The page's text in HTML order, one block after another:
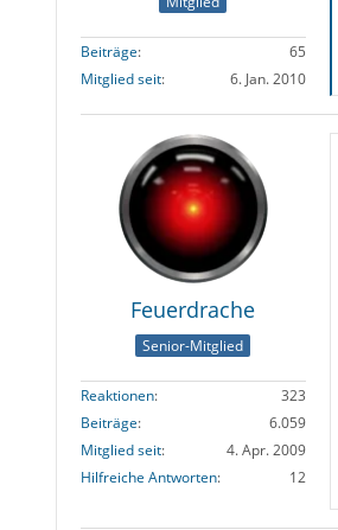
Beiträge
65
Mitglied seit
6. Jan. 2010
Feuerdrache
Senior-Mitglied
Reaktionen
323
Beiträge
6.059
Mitglied seit
4. Apr. 2009
Hilfreiche Antworten
12